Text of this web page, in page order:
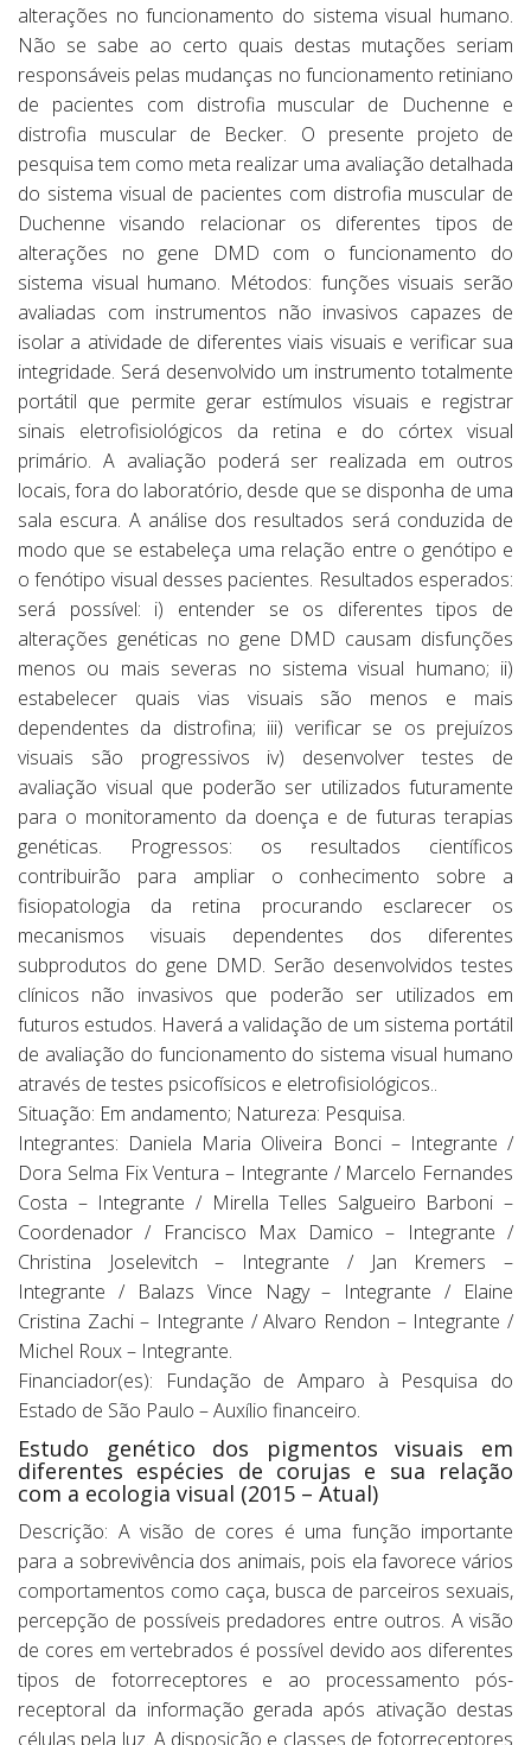
alterações no funcionamento do sistema visual humano.
Não se sabe ao certo quais destas mutações seriam
responsáveis pelas mudanças no funcionamento retiniano
de pacientes com distrofia muscular de Duchenne e
distrofia muscular de Becker. O presente projeto de
pesquisa tem como meta realizar uma avaliação detalhada
do sistema visual de pacientes com distrofia muscular de
Duchenne visando relacionar os diferentes tipos de
alterações no gene DMD com o funcionamento do
sistema visual humano. Métodos: funções visuais serão
avaliadas com instrumentos não invasivos capazes de
isolar a atividade de diferentes viais visuais e verificar sua
integridade. Será desenvolvido um instrumento totalmente
portátil que permite gerar estímulos visuais e registrar
sinais eletrofisiológicos da retina e do córtex visual
primário. A avaliação poderá ser realizada em outros
locais, fora do laboratório, desde que se disponha de uma
sala escura. A análise dos resultados será conduzida de
modo que se estabeleça uma relação entre o genótipo e
o fenótipo visual desses pacientes. Resultados esperados:
será possível: i) entender se os diferentes tipos de
alterações genéticas no gene DMD causam disfunções
menos ou mais severas no sistema visual humano; ii)
estabelecer quais vias visuais são menos e mais
dependentes da distrofina; iii) verificar se os prejuízos
visuais são progressivos iv) desenvolver testes de
avaliação visual que poderão ser utilizados futuramente
para o monitoramento da doença e de futuras terapias
genéticas. Progressos: os resultados científicos
contribuirão para ampliar o conhecimento sobre a
fisiopatologia da retina procurando esclarecer os
mecanismos visuais dependentes dos diferentes
subprodutos do gene DMD. Serão desenvolvidos testes
clínicos não invasivos que poderão ser utilizados em
futuros estudos. Haverá a validação de um sistema portátil
de avaliação do funcionamento do sistema visual humano
através de testes psicofísicos e eletrofisiológicos..
Situação: Em andamento; Natureza: Pesquisa.
Integrantes: Daniela Maria Oliveira Bonci – Integrante /
Dora Selma Fix Ventura – Integrante / Marcelo Fernandes
Costa – Integrante / Mirella Telles Salgueiro Barboni –
Coordenador / Francisco Max Damico – Integrante /
Christina Joselevitch – Integrante / Jan Kremers –
Integrante / Balazs Vince Nagy – Integrante / Elaine
Cristina Zachi – Integrante / Alvaro Rendon – Integrante /
Michel Roux – Integrante.
Financiador(es): Fundação de Amparo à Pesquisa do
Estado de São Paulo – Auxílio financeiro.
Estudo genético dos pigmentos visuais em
diferentes espécies de corujas e sua relação
com a ecologia visual (2015 – Atual)
Descrição: A visão de cores é uma função importante
para a sobrevivência dos animais, pois ela favorece vários
comportamentos como caça, busca de parceiros sexuais,
percepção de possíveis predadores entre outros. A visão
de cores em vertebrados é possível devido aos diferentes
tipos de fotorreceptores e ao processamento pós-
receptoral da informação gerada após ativação destas
células pela luz. A disposição e classes de fotorreceptores